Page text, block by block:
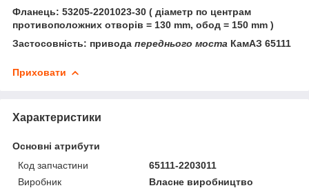
Фланець: 53205-2201023-30 ( діаметр по центрам
противоположних отворів = 130 mm, обод = 150 mm )
Застосовність: привода переднього моста КамАЗ 65111
Приховати
Характеристики
Основні атрибути
Код запчастини
65111-2203011
Виробник
Власне виробництво